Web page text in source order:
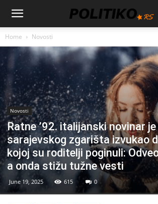
Home Novosti
Novosti
Ratne ’92. italijanski novinar
sarajevskog zgarišta izvukao
kojoj su roditelji poginuli:
a onda stižu tužne vesti
June 19, 2025 615 0